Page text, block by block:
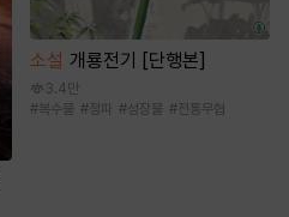
소설 개룡전기 [단행본]
3.4만
#복수물 #정파 #성장물 #전통무협